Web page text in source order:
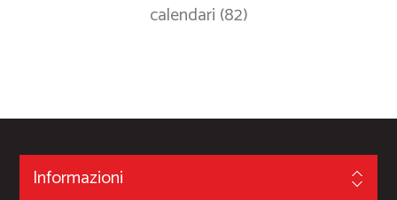
calendari (82)
Informazioni